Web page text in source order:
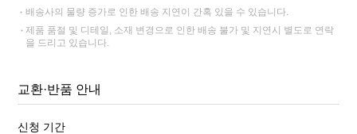
배송사의 물량 증가로 인한 배송 지연이 간혹 있을 수 있습니다.
제품 품절 및 디테일, 소재 변경으로 인한 배송 불가 및 지연시 별도로 연락
을 드리고 있습니다.
교환·반품 안내
신청 기간